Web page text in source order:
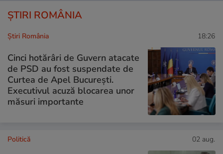
ȘTIRI ROMÂNIA
Știri România 18:26
Cinci hotărâri de Guvern atacate
de PSD au fost suspendate de
Curtea de Apel București.
Executivul acuză blocarea unor
măsuri importante
Politică 02 aug.